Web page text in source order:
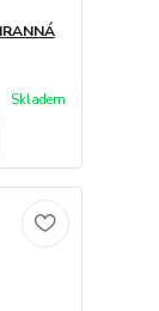
Skladem